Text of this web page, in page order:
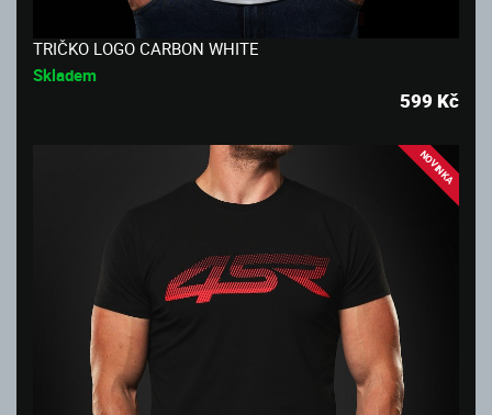
TRIČKO LOGO CARBON WHITE
Skladem
599 Kč
NOVINKA